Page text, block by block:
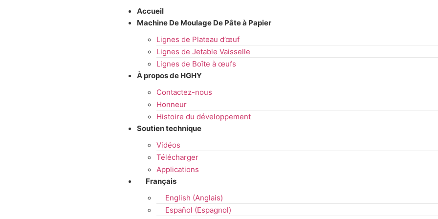
Accueil
Machine De Moulage De Pâte à Papier
Lignes de Plateau d’œuf
Lignes de Jetable Vaisselle
Lignes de Boîte à œufs
À propos de HGHY
Contactez-nous
Honneur
Histoire du développement
Soutien technique
Vidéos
Télécharger
Applications
Français
English (Anglais)
Español (Espagnol)